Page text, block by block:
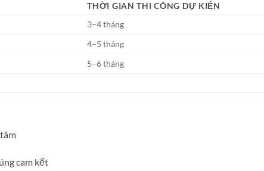
THỜI GIAN THI CÔNG DỰ KIẾN
3–4 tháng
4–5 tháng
5–6 tháng
cam kết